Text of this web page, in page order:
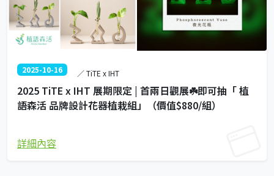
2025-10-16 ／ TiTE x IHT
2025 TiTE x IHT 展期限定 | 首兩日觀展☘️即可抽「 植
語森活 品牌設計花器植栽組」（價值$880/組）
詳細內容